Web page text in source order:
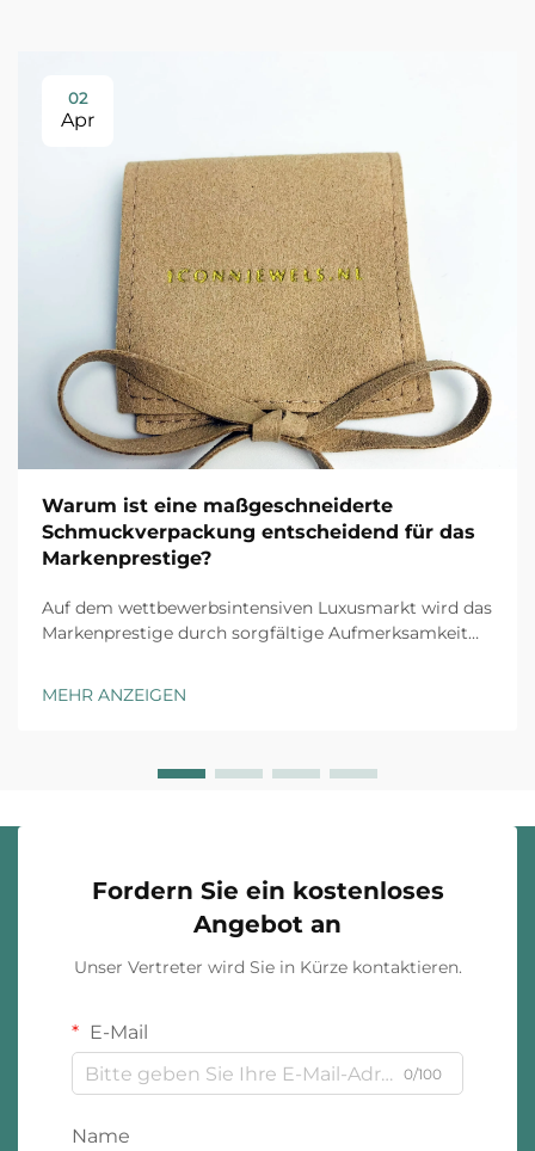
02
Apr
Warum ist eine maßgeschneiderte
Schmuckverpackung entscheidend für das
Markenprestige?
Auf dem wettbewerbsintensiven Luxusmarkt wird das
Markenprestige durch sorgfältige Aufmerksamkeit
erste physische Interaktion zwischen Ihrer Marke und
MEHR ANZEIGEN
Fordern Sie ein kostenloses
Angebot an
Unser Vertreter wird Sie in Kürze kontaktieren.
E-Mail
0/100
Name